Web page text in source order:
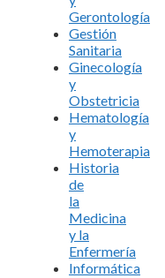
Gerontología
Gestión
Sanitaria
Ginecología
y
Obstetricia
Hematología
y
Hemoterapia
Historia
de
la
Medicina
y la
Enfermería
Informática